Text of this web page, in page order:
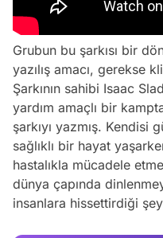
Grubun bu şarkısı bir
yazılış amacı, gerekse
Şarkının sahibi Isaac
yardım amaçlı bir
şarkıyı yazmış. Kendisi
sağlıklı bir hayat
hastalıkla mücadele
dünya çapında
insanlara hissettirdiği